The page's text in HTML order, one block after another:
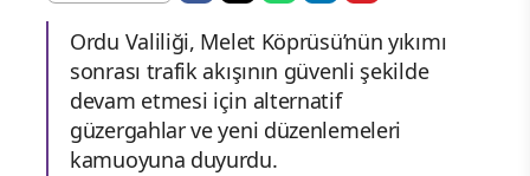
Ordu Valiliği, Melet Köprüsü’nün yıkımı
sonrası trafik akışının güvenli şekilde
devam etmesi için alternatif
güzergahlar ve yeni düzenlemeleri
kamuoyuna duyurdu.